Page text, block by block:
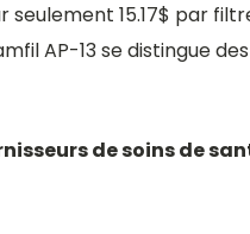
15.17$ par
AP-13 se distingue
de soins de